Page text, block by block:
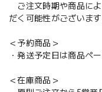
ご注文時期や商品に
だく可能性がございます
＜予約商品＞
・発送予定日は商品ペ
＜在庫商品＞